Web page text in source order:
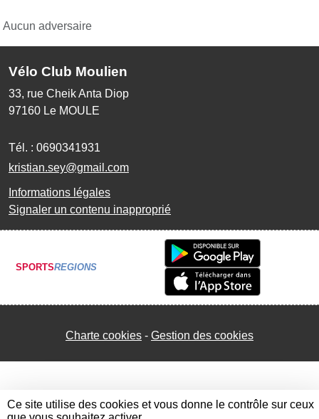
Aucun adversaire
Vélo Club Moulien
33, rue Cheik Anta Diop
97160 Le MOULE
Tél. : 0690341931
kristian.sey@gmail.com
Informations légales
Signaler un contenu inapproprié
SPORTSREGIONS
Charte cookies Gestion des cookies
Ce site utilise des cookies et vous donne le contrôle sur ceux